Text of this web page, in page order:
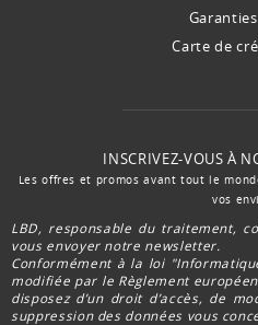
Carte de
INSCRIVEZ-VOUS À
Les offres et promos avant tout le
vos
LBD, responsable du traitement,
vous envoyer notre newsletter.
Conformément à la loi
modifiée par le Règlement
disposez d’un droit d’accès, de
suppression des données vous